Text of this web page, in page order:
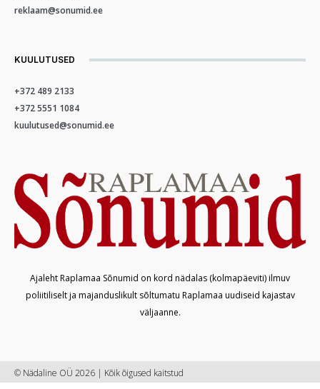
reklaam@sonumid.ee
KUULUTUSED
+372 489 2133
+372 5551 1084
kuulutused@sonumid.ee
Ajaleht Raplamaa Sõnumid on kord nädalas (kolmapäeviti) ilmuv
poliitiliselt ja majanduslikult sõltumatu Raplamaa uudiseid kajastav
väljaanne.
© Nädaline OÜ 2026 | Kõik õigused kaitstud